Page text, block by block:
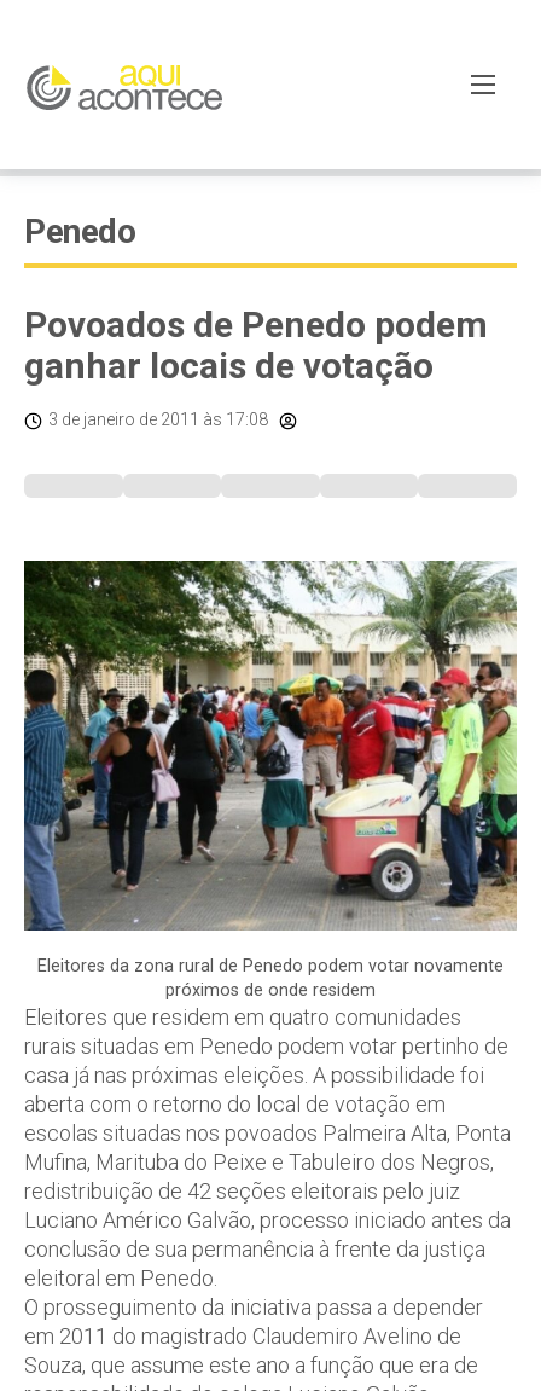
Penedo
Povoados de Penedo podem
ganhar locais de votação
3 de janeiro de 2011 às 17:08
Eleitores da zona rural de Penedo podem votar novamente
próximos de onde residem
Eleitores que residem em quatro comunidades
rurais situadas em Penedo podem votar pertinho de
casa já nas próximas eleições. A possibilidade foi
aberta com o retorno do local de votação em
escolas situadas nos povoados Palmeira Alta, Ponta
Mufina, Marituba do Peixe e Tabuleiro dos Negros,
redistribuição de 42 seções eleitorais pelo juiz
Luciano Américo Galvão, processo iniciado antes da
conclusão de sua permanência à frente da justiça
eleitoral em Penedo.
O prosseguimento da iniciativa passa a depender
em 2011 do magistrado Claudemiro Avelino de
Souza, que assume este ano a função que era de